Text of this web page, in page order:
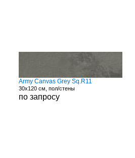
Army Canvas Grey Sq.R11
30x120 см, пол/стены
по запросу